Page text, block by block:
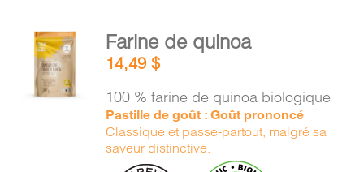
AJOUTER
AU
PANIER
DÉTAILS
Farine de quinoa
14,49$
100 % farine de quinoa biologique
Pastille de goût : Goût prononcé
Classique et passe-partout, malgré sa
saveur distinctive.